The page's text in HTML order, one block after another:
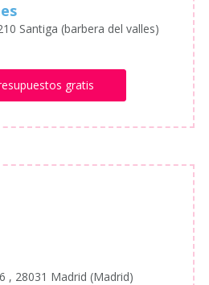
Santiga (barbera del valles)
gratis
, 28031 Madrid (Madrid)